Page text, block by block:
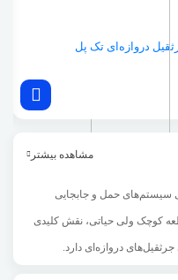
دروازه‌ای تک پل
مشاهده بیشتر
سیستم‌های حمل و جابجایی
کوچک ولی حیاتی، نقش کلیدی
دروازه‌ای دارد.